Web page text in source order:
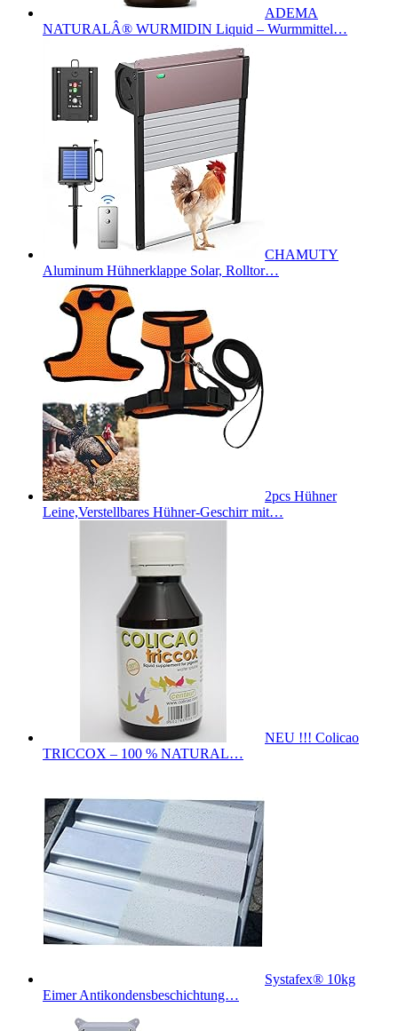
ADEMA
NATURALÂ® WURMIDIN Liquid – Wurmmittel…
CHAMUTY
Aluminum Hühnerklappe Solar, Rolltor…
2pcs Hühner
Leine,Verstellbares Hühner-Geschirr mit…
NEU !!! Colicao
TRICCOX – 100 % NATURAL…
Systafex® 10kg
Eimer Antikondensbeschichtung…